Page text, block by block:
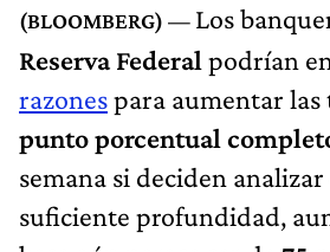
Los
Reserva Federal podrían
razonespara aumentar las
punto porcentual
semana si deciden
suficiente profundidad,